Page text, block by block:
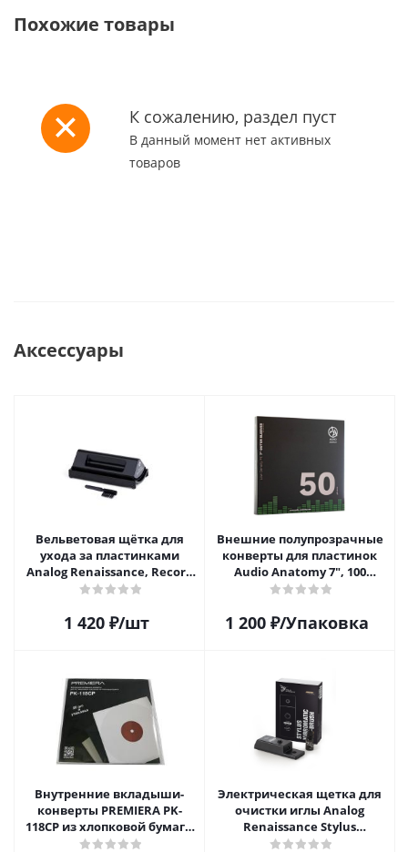
Похожие товары
К сожалению, раздел пуст
В данный момент нет активных
товаров
Аксессуары
Вельветовая щётка для
ухода за пластинками
Analog Renaissance, Record
Velvet Brush, AR-7151, Black
1 420₽/шт
Внешние полупрозрачные
конверты для пластинок
Audio Anatomy 7", 100
микрон, полиэтилен (50 шт)
1 200₽/Упаковка
Внутренние вкладыши-
конверты PREMIERA PK-
118CP из хлопковой бумаги
для 12" виниловых
Электрическая щетка для
очистки иглы Analog
Renaissance Stylus
Vibromatic Pro-Brush